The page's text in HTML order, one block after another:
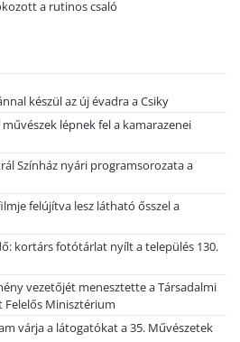
a rutinos csaló
készül az új évadra a Csiky
lépnek fel a kamarazenei
Színház nyári programsorozata a
felújítva lesz látható ősszel a
kortárs fotótárlat nyílt a település 130.
vezetőjét menesztette a Társadalmi
Minisztérium
várja a látogatókat a 35. Művészetek